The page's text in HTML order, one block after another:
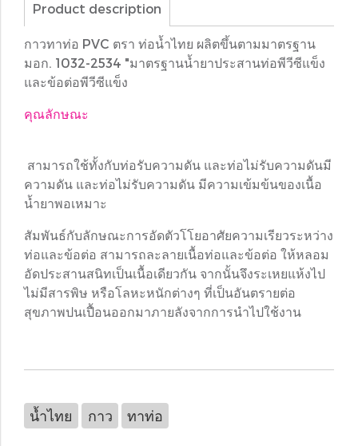
Product description
กาวทาท่อ PVC ตรา ท่อน้ำไทย ผลิตขึ้นตามมาตรฐาน
มอก. 1032-2534 "มาตรฐานน้ำยาประสานท่อพีวีซีแข็ง
และข้อต่อพีวีซีแข็ง
คุณลักษณะ
สามารถใช้ทั้งกับท่อรับความดัน และท่อไม่รับความดันมี
ความดัน และท่อไม่รับความดัน มีความเข้มข้นของเนื้อ
น้ำยาพอเหมาะ
สัมพันธ์กับลักษณะการอัดตัวโโยอาศัยความเรียวระหว่าง
ท่อและข้อต่อ สามารถละลายเนื้อท่อและข้อต่อ ให้หลอม
อัดประสานสนิทเป็นเนื้อเดียวกัน จากนั้นจึงระเหยแห้งไป
ไม่มีสารพิษ หรือโลหะหนักต่างๆ ที่เป็นอันตรายต่อ
สุขภาพปนเปื้อนออกมาภายลังจากการนำไปใช้งาน
น้ำไทย กาว ทาท่อ